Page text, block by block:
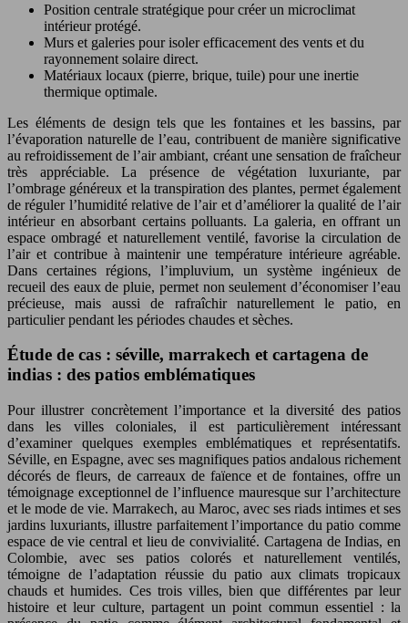
Position centrale stratégique pour créer un microclimat
intérieur protégé.
Murs et galeries pour isoler efficacement des vents et du
rayonnement solaire direct.
Matériaux locaux (pierre, brique, tuile) pour une inertie
thermique optimale.
Les éléments de design tels que les fontaines et les bassins, par
l’évaporation naturelle de l’eau, contribuent de manière significative
au refroidissement de l’air ambiant, créant une sensation de fraîcheur
très appréciable. La présence de végétation luxuriante, par
l’ombrage généreux et la transpiration des plantes, permet également
de réguler l’humidité relative de l’air et d’améliorer la qualité de l’air
intérieur en absorbant certains polluants. La galeria, en offrant un
espace ombragé et naturellement ventilé, favorise la circulation de
l’air et contribue à maintenir une température intérieure agréable.
Dans certaines régions, l’impluvium, un système ingénieux de
recueil des eaux de pluie, permet non seulement d’économiser l’eau
précieuse, mais aussi de rafraîchir naturellement le patio, en
particulier pendant les périodes chaudes et sèches.
Étude de cas : séville, marrakech et cartagena de
indias : des patios emblématiques
Pour illustrer concrètement l’importance et la diversité des patios
dans les villes coloniales, il est particulièrement intéressant
d’examiner quelques exemples emblématiques et représentatifs.
Séville, en Espagne, avec ses magnifiques patios andalous richement
décorés de fleurs, de carreaux de faïence et de fontaines, offre un
témoignage exceptionnel de l’influence mauresque sur l’architecture
et le mode de vie. Marrakech, au Maroc, avec ses riads intimes et ses
jardins luxuriants, illustre parfaitement l’importance du patio comme
espace de vie central et lieu de convivialité. Cartagena de Indias, en
Colombie, avec ses patios colorés et naturellement ventilés,
témoigne de l’adaptation réussie du patio aux climats tropicaux
chauds et humides. Ces trois villes, bien que différentes par leur
histoire et leur culture, partagent un point commun essentiel : la